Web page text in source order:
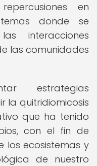
en
donde se
interacciones
las comunidades
estrategias
la quitridiomicosis
que ha tenido
con el fin de
los ecosistemas y
de nuestro